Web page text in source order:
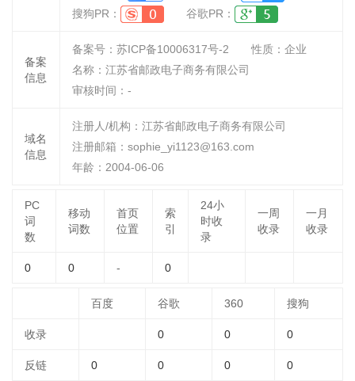
搜狗PR：
谷歌PR：
备案
信息
备案号：苏ICP备10006317号-2 性质： 企业
名称： 江苏省邮政电子商务有限公司
审核时间： -
域名
信息
注册人/机构：江苏省邮政电子商务有限公司
注册邮箱：sophie_yi1123@163.com
年龄：2004-06-06
PC
词
数
移动
词数
首页
位置
索
引
24小
时收
录
一周
收录
一月
收录
0 0 - 0
百度 谷歌 360 搜狗
收录 0 0 0
反链 0 0 0 0